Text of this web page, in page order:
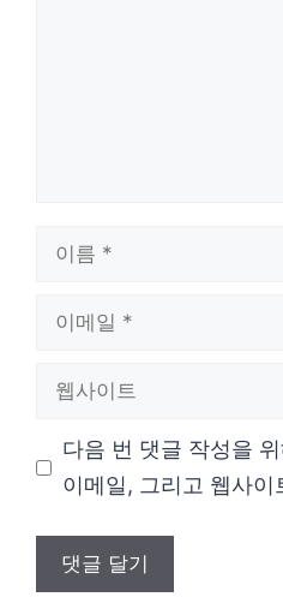
다음 번 댓글 작성을
이메일, 그리고 웹사이